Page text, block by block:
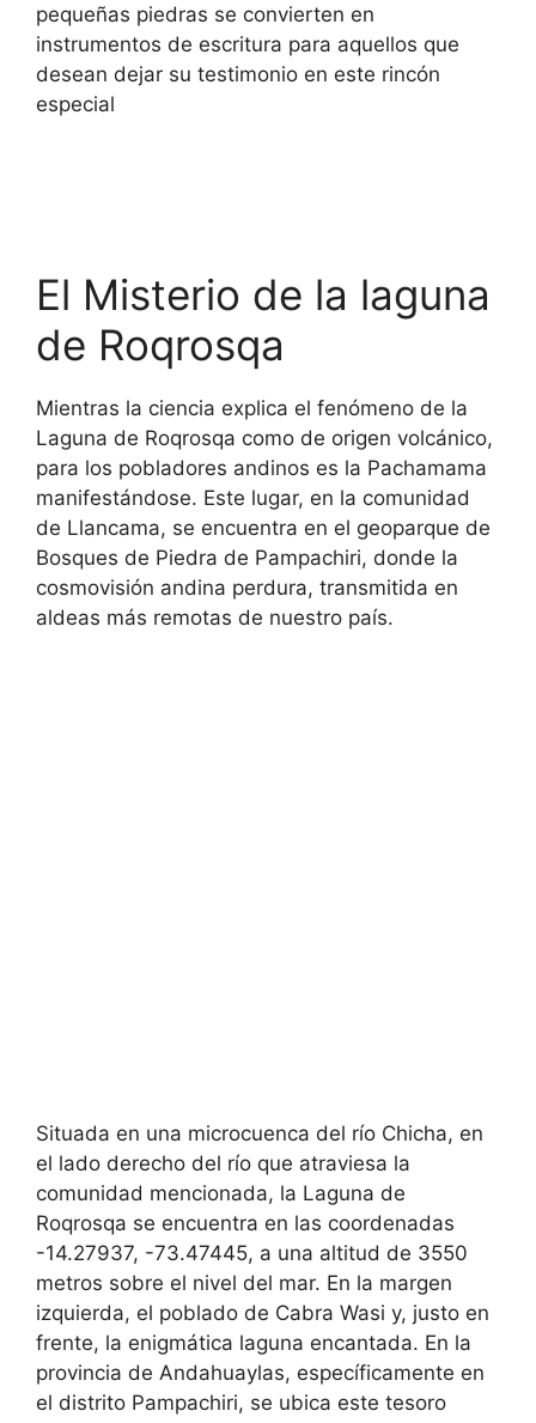
pequeñas piedras se convierten en
instrumentos de escritura para aquellos que
desean dejar su testimonio en este rincón
especial
El Misterio de la laguna
de Roqrosqa
Mientras la ciencia explica el fenómeno de la
Laguna de Roqrosqa como de origen volcánico,
para los pobladores andinos es la Pachamama
manifestándose. Este lugar, en la comunidad
de Llancama, se encuentra en el geoparque de
Bosques de Piedra de Pampachiri, donde la
cosmovisión andina perdura, transmitida en
aldeas más remotas de nuestro país.
Situada en una microcuenca del río Chicha, en
el lado derecho del río que atraviesa la
comunidad mencionada, la Laguna de
Roqrosqa se encuentra en las coordenadas
-14.27937, -73.47445, a una altitud de 3550
metros sobre el nivel del mar. En la margen
izquierda, el poblado de Cabra Wasi y, justo en
frente, la enigmática laguna encantada. En la
provincia de Andahuaylas, específicamente en
el distrito Pampachiri, se ubica este tesoro